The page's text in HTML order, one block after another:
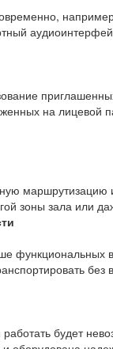
на лицевой
маршрутизацию
зоны зала или
без
будет